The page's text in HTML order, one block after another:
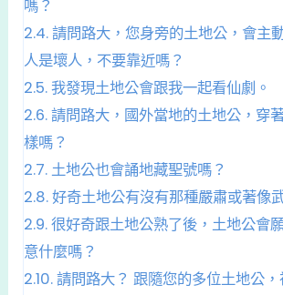
嗎？
2.4.請問路大，您身旁的土地公，會主
人是壞人，不要靠近嗎？
2.5.我發現土地公會跟我一起看仙劇。
2.6.請問路大，國外當地的土地公，穿
樣嗎？
2.7.土地公也會誦地藏聖號嗎？
2.8.好奇土地公有沒有那種嚴肅或著像
2.9.很好奇跟土地公熟了後，土地公會
意什麼嗎？
2.10.請問路大？ 跟隨您的多位土地公